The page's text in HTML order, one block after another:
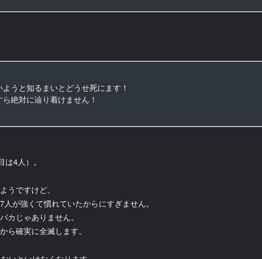
うと知るまいとどうせ死にます！
絶対に辿り着けません！
4人）。
うですけど。
が強くて慣れていたからにすぎません。
カじゃありません。
ら確実に全滅します。